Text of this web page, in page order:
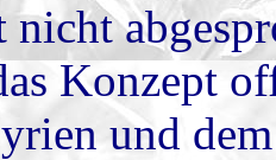
Konzept
und